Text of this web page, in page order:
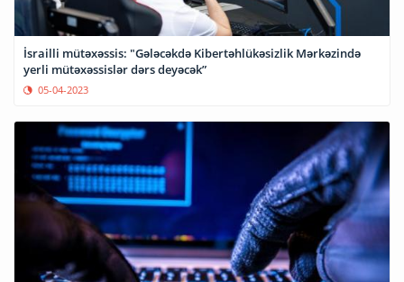
İsrailli mütəxəssis: "Gələcəkdə Kibertəhlükəsizlik Mərkəzində
yerli mütəxəssislər dərs deyəcək”
05-04-2023